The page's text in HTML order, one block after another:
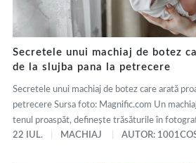
Secretele unui machiaj de botez
de la slujba pana la petrecere
Secretele unui machiaj de botez care arată
petrecere Sursa foto: Magnific.com Un
tenul proaspăt, definește trăsăturile în
22 IUL.
MACHIAJ AUTOR: